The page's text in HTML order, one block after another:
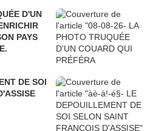
PAYS
DE SOI